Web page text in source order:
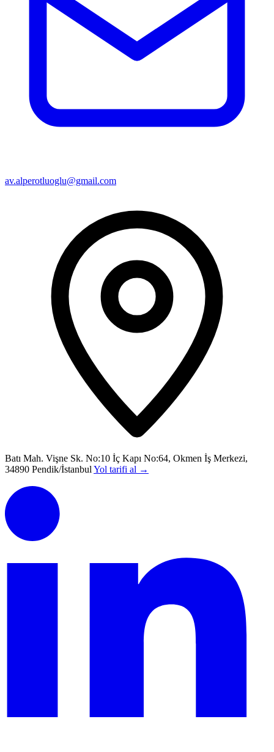
av.alperotluoglu@gmail.com
Batı Mah. Vişne Sk. No:10 İç Kapı No:64, Okmen İş Merkezi,
34890 Pendik/İstanbul Yol tarifi al →